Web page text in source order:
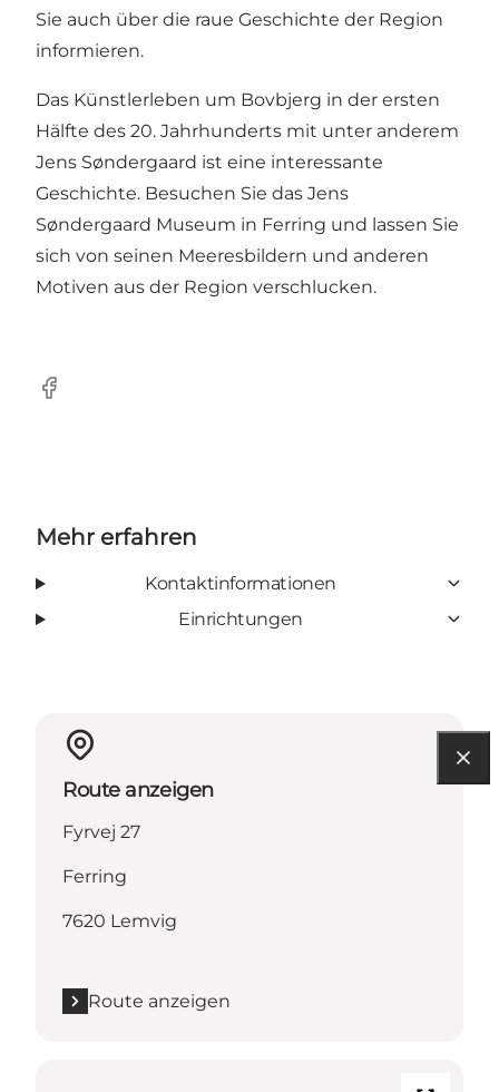
Sie auch über die raue Geschichte der Region
informieren.
Das Künstlerleben um Bovbjerg in der ersten
Hälfte des 20. Jahrhunderts mit unter anderem
Jens Søndergaard ist eine interessante
Geschichte. Besuchen Sie das Jens
Søndergaard Museum in Ferring und lassen Sie
sich von seinen Meeresbildern und anderen
Motiven aus der Region verschlucken.
Facebook
Mehr erfahren
Kontaktinformationen
Einrichtungen
Route anzeigen
Fyrvej 27
Ferring
7620 Lemvig
Route anzeigen